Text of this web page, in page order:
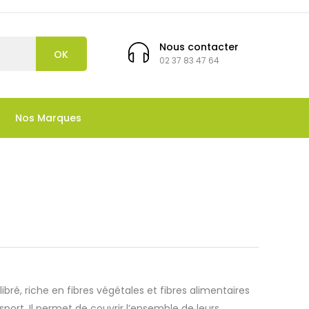
Nous contacter
02 37 83 47 64
OK
Nos Marques
riche en fibres végétales et fibres alimentaires